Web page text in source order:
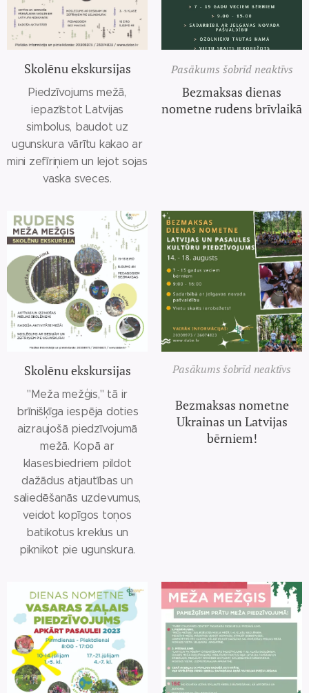
Skolēnu ekskursijas
Piedzīvojums mežā,
iepazīstot Latvijas
simbolus, baudot uz
ugunskura vārītu kakao ar
mini zefīriņiem un lejot sojas
vaska sveces.
Pasākums šobrīd neaktīvs
Bezmaksas dienas
nometne rudens brīvlaikā
Skolēnu ekskursijas
"Meža mežģis," tā ir
brīnišķīga iespēja doties
aizraujošā piedzīvojumā
mežā. Kopā ar
klasesbiedriem pildot
dažādus atjautības un
saliedēšanās uzdevumus,
veidot kopīgos toņos
batikotus kreklus un
piknikot pie ugunskura.
Pasākums šobrīd neaktīvs
Bezmaksas nometne
Ukrainas un Latvijas
bērniem!